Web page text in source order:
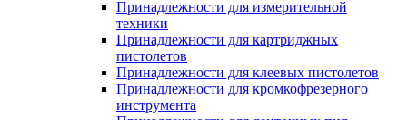
Принадлежности для измерительной
техники
Принадлежности для картриджных
пистолетов
Принадлежности для клеевых пистолетов
Принадлежности для кромкофрезерного
инструмента